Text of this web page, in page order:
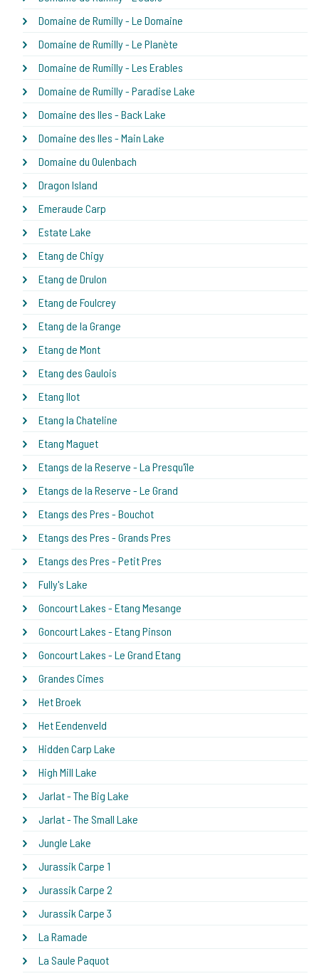
Domaine de Rumilly - Le Domaine
Domaine de Rumilly - Le Planète
Domaine de Rumilly - Les Erables
Domaine de Rumilly - Paradise Lake
Domaine des Iles - Back Lake
Domaine des Iles - Main Lake
Domaine du Oulenbach
Dragon Island
Emeraude Carp
Estate Lake
Etang de Chigy
Etang de Drulon
Etang de Foulcrey
Etang de la Grange
Etang de Mont
Etang des Gaulois
Etang Ilot
Etang la Chateline
Etang Maguet
Etangs de la Reserve - La Presqu'île
Etangs de la Reserve - Le Grand
Etangs des Pres - Bouchot
Etangs des Pres - Grands Pres
Etangs des Pres - Petit Pres
Fully's Lake
Goncourt Lakes - Etang Mesange
Goncourt Lakes - Etang Pinson
Goncourt Lakes - Le Grand Etang
Grandes Cimes
Het Broek
Het Eendenveld
Hidden Carp Lake
High Mill Lake
Jarlat - The Big Lake
Jarlat - The Small Lake
Jungle Lake
Jurassik Carpe 1
Jurassik Carpe 2
Jurassik Carpe 3
La Ramade
La Saule Paquot